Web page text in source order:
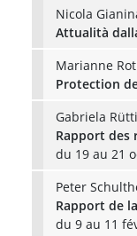
Nicola
Attualità
Marianne
Protection
Gabriela
Rapport des
du 19 au 21
Peter
Rapport de
du 9 au 11